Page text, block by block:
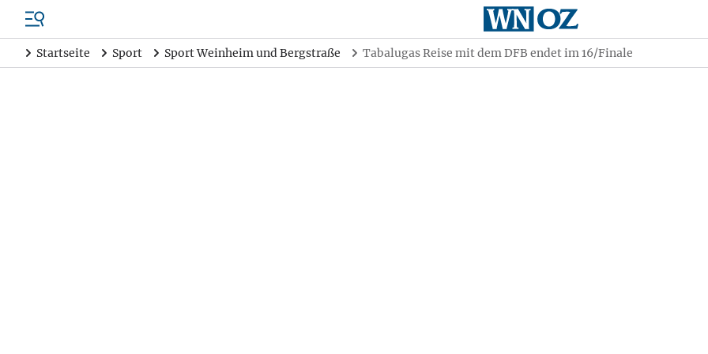
Startseite Sport Sport Weinheim und Bergstraße Tabalugas Reise mit dem DFB endet im 16/Finale